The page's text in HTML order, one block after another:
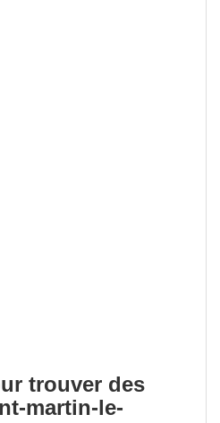
trouver des
martin-le-